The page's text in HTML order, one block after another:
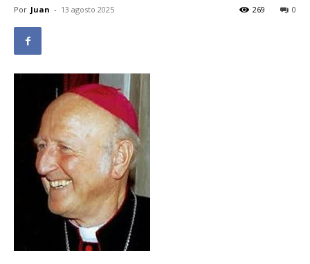
Por Juan - 13 agosto 2025 0
269